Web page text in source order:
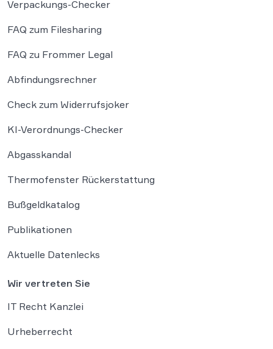
Verpackungs-Checker
FAQ zum Filesharing
FAQ zu Frommer Legal
Abfindungsrechner
Check zum Widerrufsjoker
KI-Verordnungs-Checker
Abgasskandal
Thermofenster Rückerstattung
Bußgeldkatalog
Publikationen
Aktuelle Datenlecks
Wir vertreten Sie
IT Recht Kanzlei
Urheberrecht